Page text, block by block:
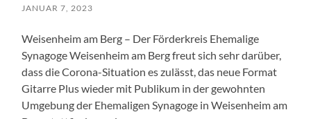
JANUAR 7, 2023
Weisenheim am Berg – Der Förderkreis Ehemalige
Synagoge Weisenheim am Berg freut sich sehr darüber,
dass die Corona-Situation es zulässt, das neue Format
Gitarre Plus wieder mit Publikum in der gewohnten
Umgebung der Ehemaligen Synagoge in Weisenheim am